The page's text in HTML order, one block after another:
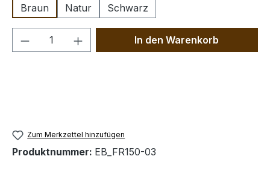
Braun
Natur Schwarz
Produkt Anzahl: Gib denIn den Warenkorb
Zum Merkzettel hinzufügen
Produktnummer: EB_FR150-03